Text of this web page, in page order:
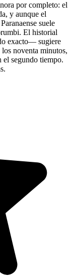
por completo: el
y aunque el
suele
El historial
exacto— sugiere
noventa minutos,
el segundo tiempo.